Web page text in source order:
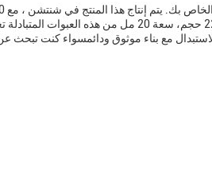
أجزاء / حزمة ويتميز بـ 106 * 43.5*22.5 حجم،
مع بناء موثوق ودائمسواء كنت تبحث